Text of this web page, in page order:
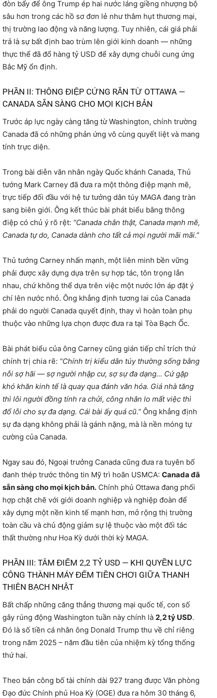
đòn bẩy để ông Trump ép hai nước láng giềng nhượng bộ
sâu hơn trong các hồ sơ đơn lẻ như thâm hụt thương mại,
thị trường lao động và năng lượng. Tuy nhiên, cái giá phải
trả là sự bất định bao trùm lên giới kinh doanh — những
thực thể đã đổ hàng tỷ USD để xây dựng chuỗi cung ứng
Bắc Mỹ ổn định.
PHẦN II: THÔNG ĐIỆP CỨNG RẮN TỪ OTTAWA —
CANADA SẴN SÀNG CHO MỌI KỊCH BẢN
Trước áp lực ngày càng tăng từ Washington, chính trường
Canada đã có những phản ứng vô cùng quyết liệt và mang
tính trực diện.
Trong bài diễn văn nhân ngày Quốc khánh Canada, Thủ
tướng Mark Carney đã đưa ra một thông điệp mạnh mẽ,
trực tiếp đối đầu với hệ tư tưởng dân túy MAGA đang tràn
sang biên giới. Ông kết thúc bài phát biểu bằng thông
điệp có chủ ý rõ rệt: “Canada chân thật, Canada mạnh mẽ,
Canada tự do, Canada dành cho tất cả mọi người mãi mãi.”
Thủ tướng Carney nhấn mạnh, một liên minh bền vững
phải được xây dựng dựa trên sự hợp tác, tôn trọng lẫn
nhau, chứ không thể dựa trên việc một nước lớn áp đặt ý
chí lên nước nhỏ. Ông khẳng định tương lai của Canada
phải do người Canada quyết định, thay vì hoàn toàn phụ
thuộc vào những lựa chọn được đưa ra tại Tòa Bạch Ốc.
Bài phát biểu của ông Carney cũng gián tiếp chỉ trích thứ
chính trị chia rẽ: “Chính trị kiểu dân túy thường sống bằng
nỗi sợ hãi — sợ người nhập cư, sợ sự đa dạng… Cứ gặp
khó khăn kinh tế là quay qua đánh văn hóa. Giá nhà tăng
thì lôi người đồng tính ra chửi, công nhân lo mất việc thì
đổ lỗi cho sự đa dạng. Cái bài ấy quá cũ.” Ông khẳng định
sự đa dạng không phải là gánh nặng, mà là nền móng tự
cường của Canada.
Ngay sau đó, Ngoại trưởng Canada cũng đưa ra tuyên bố
đanh thép trước thông tin Mỹ trì hoãn USMCA: Canada đã
sẵn sàng cho mọi kịch bản. Chính phủ Ottawa đang phối
hợp chặt chẽ với giới doanh nghiệp và nghiệp đoàn để
xây dựng một nền kinh tế mạnh hơn, mở rộng thị trường
toàn cầu và chủ động giảm sự lệ thuộc vào một đối tác
thất thường như Hoa Kỳ dưới thời kỳ MAGA.
PHẦN III: TÂM ĐIỂM 2,2 TỶ USD — KHI QUYỀN LỰC
CÔNG THÀNH MÁY ĐẾM TIỀN CHƠI GIỮA THANH
THIÊN BẠCH NHẬT
Bất chấp những căng thẳng thương mại quốc tế, con số
gây rúng động Washington tuần này chính là 2,2 tỷ USD.
Đó là số tiền cá nhân ông Donald Trump thu về chỉ riêng
trong năm 2025 – năm đầu tiên của nhiệm kỳ tổng thống
thứ hai.
Theo bản công bố tài chính dài 927 trang được Văn phòng
Đạo đức Chính phủ Hoa Kỳ (OGE) đưa ra hôm 30 tháng 6,